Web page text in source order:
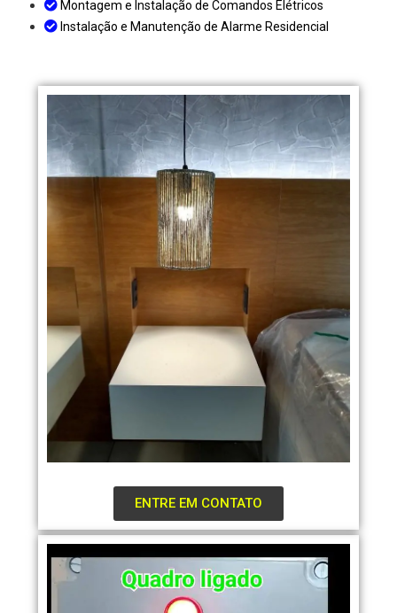
Montagem e Instalação de Comandos Elétricos
Instalação e Manutenção de Alarme Residencial
ENTRE EM CONTATO